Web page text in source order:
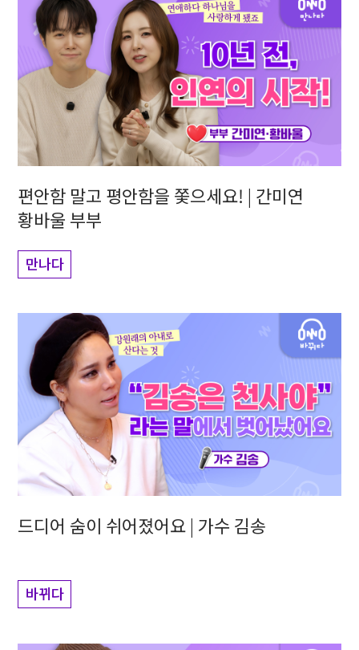
편안함 말고 평안함을 쫓으세요! | 간미연
황바울 부부
만나다
드디어 숨이 쉬어졌어요 | 가수 김송
바뀌다